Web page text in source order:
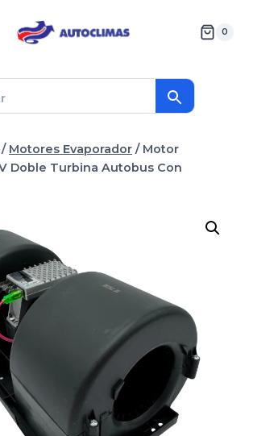
0
/ Motores Evaporador / Motor
Doble Turbina Autobus Con